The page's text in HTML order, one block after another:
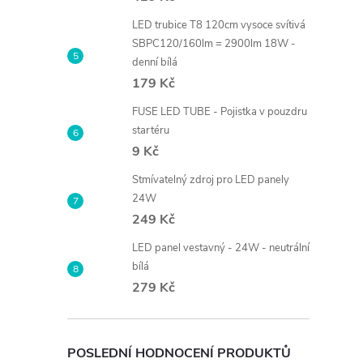
LED trubice T8 120cm vysoce svítivá
SBPC120/160lm = 2900lm 18W -
denní bílá
179 Kč
FUSE LED TUBE - Pojistka v pouzdru
startéru
9 Kč
Stmívatelný zdroj pro LED panely
24W
249 Kč
LED panel vestavný - 24W - neutrální
bílá
279 Kč
POSLEDNÍ HODNOCENÍ PRODUKTŮ